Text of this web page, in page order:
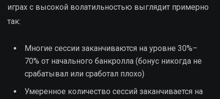
играх с высокой волатильностью выглядит примерно
так:
Многие сессии заканчиваются на уровне 30%–
70% от начального банкролла (бонус никогда не
срабатывал или сработал плохо)
Умеренное количество сессий заканчивается на